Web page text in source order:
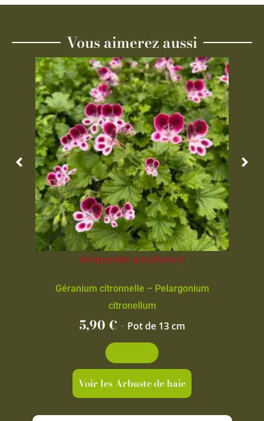
Vous aimerez aussi
Indisponible actuellement
Géranium citronnelle – Pelargonium
citronellum
5,90€ - Pot de 13 cm
Voir les Arbuste de haie